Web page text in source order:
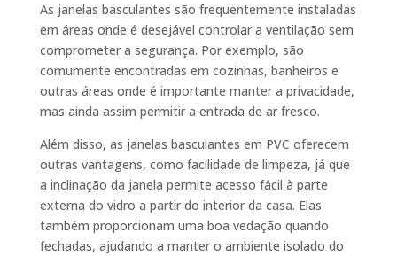
As janelas basculantes são frequentemente instaladas
em áreas onde é desejável controlar a ventilação sem
comprometer a segurança. Por exemplo, são
comumente encontradas em cozinhas, banheiros e
outras áreas onde é importante manter a privacidade,
mas ainda assim permitir a entrada de ar fresco.
Além disso, as janelas basculantes em PVC oferecem
outras vantagens, como facilidade de limpeza, já que
a inclinação da janela permite acesso fácil à parte
externa do vidro a partir do interior da casa. Elas
também proporcionam uma boa vedação quando
fechadas, ajudando a manter o ambiente isolado do